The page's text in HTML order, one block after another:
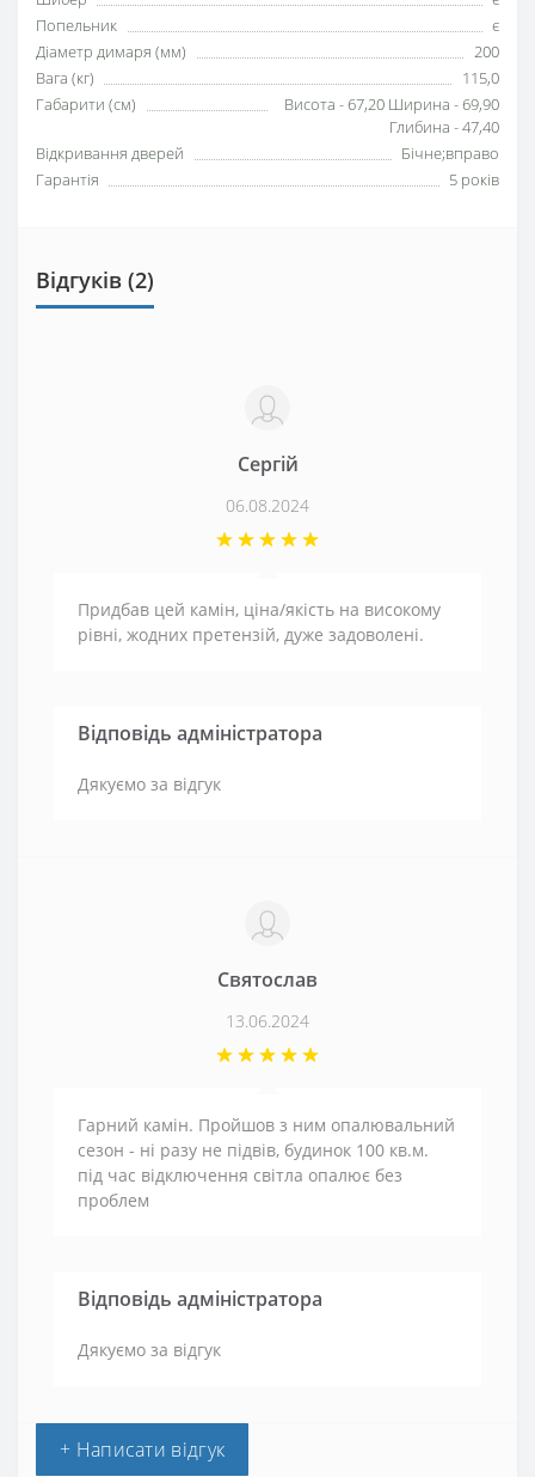
Попельник
є
Діаметр димаря (мм)
200
Вага (кг)
115,0
Габарити (см)
Висота - 67,20 Ширина - 69,90
Глибина - 47,40
Відкривання дверей
Бічне;вправо
Гарантія
5 років
Відгуків (2)
Сергій
06.08.2024
Придбав цей камін, ціна/якість на високому
рівні, жодних претензій, дуже задоволені.
Відповідь адміністратора
Дякуємо за відгук
Святослав
13.06.2024
Гарний камін. Пройшов з ним опалювальний
сезон - ні разу не підвів, будинок 100 кв.м.
під час відключення світла опалює без
проблем
Відповідь адміністратора
Дякуємо за відгук
+ Написати відгук